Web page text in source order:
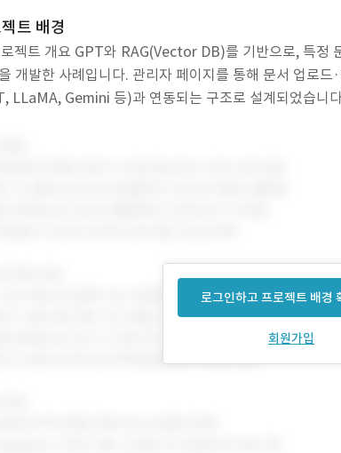
트 배경
젝트 개요 GPT와 RAG(Vector DB)를 기반으로, 특정
개발한 사례입니다. 관리자 페이지를 통해 문서 업로
LLaMA, Gemini 등)과 연동되는 구조로 설계되었습니
로그인하고 프로젝트 배경
회원가입